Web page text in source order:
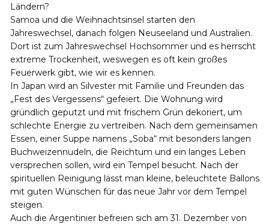
Ländern?
Samoa und die Weihnachtsinsel starten den
Jahreswechsel, danach folgen Neuseeland und Australien.
Dort ist zum Jahreswechsel Hochsommer und es herrscht
extreme Trockenheit, weswegen es oft kein großes
Feuerwerk gibt, wie wir es kennen.
In Japan wird an Silvester mit Familie und Freunden das
„Fest des Vergessens“ gefeiert. Die Wohnung wird
gründlich geputzt und mit frischem Grün dekoriert, um
schlechte Energie zu vertreiben. Nach dem gemeinsamen
Essen, einer Suppe namens „Soba“ mit besonders langen
Buchweizennudeln, die Reichtum und ein langes Leben
versprechen sollen, wird ein Tempel besucht. Nach der
spirituellen Reinigung lässt man kleine, beleuchtete Ballons
mit guten Wünschen für das neue Jahr vor dem Tempel
steigen.
Auch die Argentinier befreien sich am 31. Dezember von